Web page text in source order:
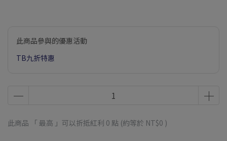
此商品參與的優惠活動
TB九折特惠
此商品 「 最高 」可以折抵紅利 0 點 (約等於 NT$0 )